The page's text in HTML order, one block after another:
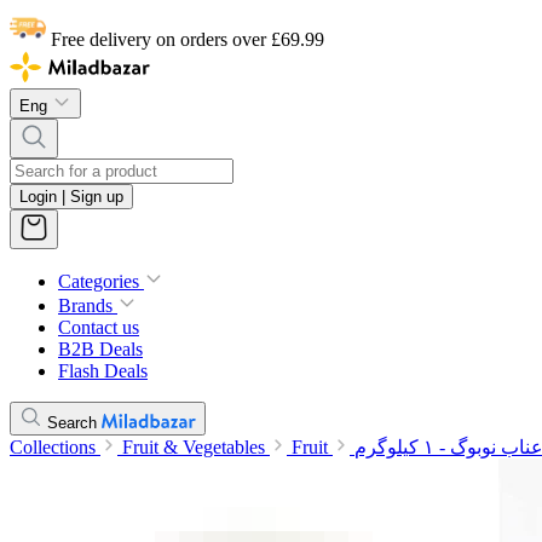
Free delivery on orders over £69.99
Eng
Login | Sign up
Categories
Brands
Contact us
B2B Deals
Flash Deals
Search
Collections Fruit & Vegetables Fruit عناب نوبوگ - ۱ کیلوگرم